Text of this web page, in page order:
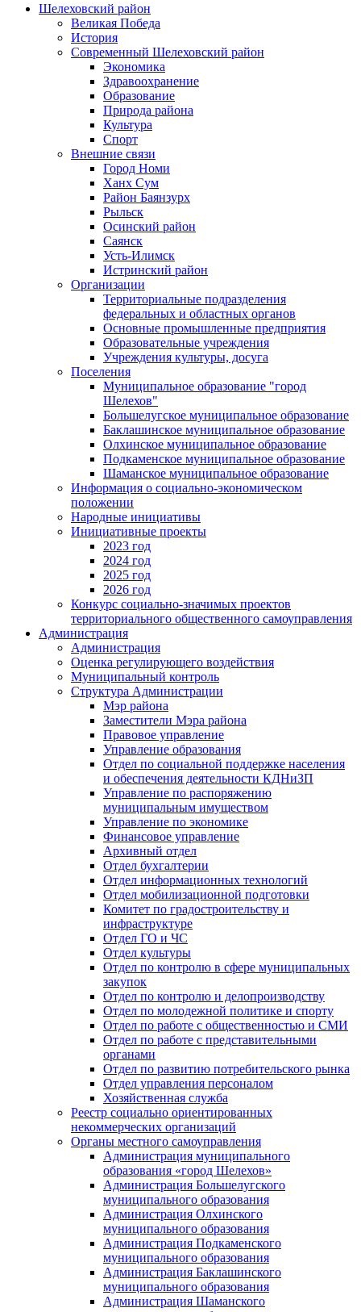
Шелеховский район
Великая Победа
История
Современный Шелеховский район
Экономика
Здравоохранение
Образование
Природа района
Культура
Спорт
Внешние связи
Город Номи
Ханх Сум
Район Баянзурх
Рыльск
Осинский район
Саянск
Усть-Илимск
Истринский район
Организации
Территориальные подразделения
федеральных и областных органов
Основные промышленные предприятия
Образовательные учреждения
Учреждения культуры, досуга
Поселения
Муниципальное образование "город
Шелехов"
Большелугское муниципальное образование
Баклашинское муниципальное образование
Олхинское муниципальное образование
Подкаменское муниципальное образование
Шаманское муниципальное образование
Информация о социально-экономическом
положении
Народные инициативы
Инициативные проекты
2023 год
2024 год
2025 год
2026 год
Конкурс социально-значимых проектов
территориального общественного самоуправления
Администрация
Администрация
Оценка регулирующего воздействия
Муниципальный контроль
Структура Администрации
Мэр района
Заместители Мэра района
Правовое управление
Управление образования
Отдел по социальной поддержке населения
и обеспечения деятельности КДНиЗП
Управление по распоряжению
муниципальным имуществом
Управление по экономике
Финансовое управление
Архивный отдел
Отдел бухгалтерии
Отдел информационных технологий
Отдел мобилизационной подготовки
Комитет по градостроительству и
инфраструктуре
Отдел ГО и ЧС
Отдел культуры
Отдел по контролю в сфере муниципальных
закупок
Отдел по контролю и делопроизводству
Отдел по молодежной политике и спорту
Отдел по работе с общественностью и СМИ
Отдел по работе с представительными
органами
Отдел по развитию потребительского рынка
Отдел управления персоналом
Хозяйственная служба
Реестр социально ориентированных
некоммерческих организаций
Органы местного самоуправления
Администрация муниципального
образования «город Шелехов»
Администрация Большелугского
муниципального образования
Администрация Олхинского
муниципального образования
Администрация Подкаменского
муниципального образования
Администрация Баклашинского
муниципального образования
Администрация Шаманского